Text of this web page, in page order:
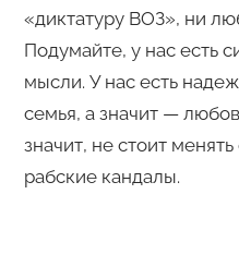
«диктатуру ВОЗ», ни
Подумайте, у нас есть
мысли. У нас есть
семья, а значит —
значит, не стоит
рабские кандалы.